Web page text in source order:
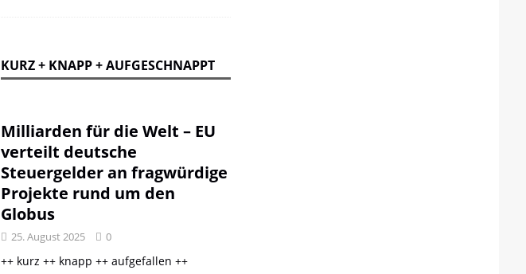
KURZ + KNAPP + AUFGESCHNAPPT
Milliarden für die Welt – EU
verteilt deutsche
Steuergelder an fragwürdige
Projekte rund um den
Globus
25. August 2025 0
++ kurz ++ knapp ++ aufgefallen ++